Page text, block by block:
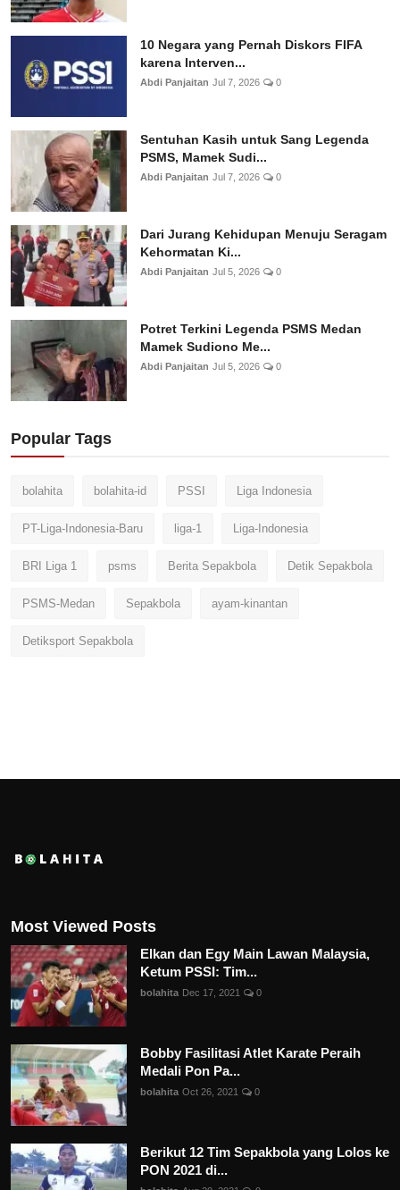
10 Negara yang Pernah Diskors FIFA
karena Interven...
Abdi Panjaitan Jul 7, 2026 0
Sentuhan Kasih untuk Sang Legenda
PSMS, Mamek Sudi...
Abdi Panjaitan Jul 7, 2026 0
Dari Jurang Kehidupan Menuju Seragam
Kehormatan Ki...
Abdi Panjaitan Jul 5, 2026 0
Potret Terkini Legenda PSMS Medan
Mamek Sudiono Me...
Abdi Panjaitan Jul 5, 2026 0
Popular Tags
bolahita bolahita-id PSSI Liga Indonesia
PT-Liga-Indonesia-Baru liga-1 Liga-Indonesia
BRI Liga 1 psms Berita Sepakbola Detik Sepakbola
PSMS-Medan Sepakbola ayam-kinantan
Detiksport Sepakbola
Most Viewed Posts
Elkan dan Egy Main Lawan Malaysia,
Ketum PSSI: Tim...
bolahita Dec 17, 2021 0
Bobby Fasilitasi Atlet Karate Peraih
Medali Pon Pa...
bolahita Oct 26, 2021 0
Berikut 12 Tim Sepakbola yang Lolos ke
PON 2021 di...